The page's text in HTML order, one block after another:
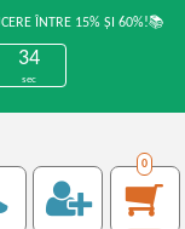
ÎNTRE 15% ȘI 60%!📚
33
sec
0